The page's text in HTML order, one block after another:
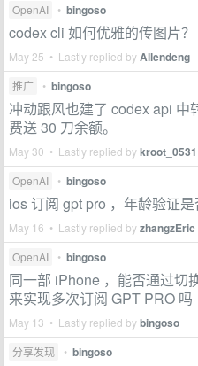
OpenAI • bingoso
codex cli 如何优雅的传图片？
May 25 • Lastly replied byAllendeng
推广 • bingoso
冲动跟风也建了 codex api 中
费送 30 刀余额。
May 30 • Lastly replied bykroot_0531
OpenAI • bingoso
ios 订阅 gpt pro ，年龄验证
May 16 • Lastly replied byzhangzEric
OpenAI • bingoso
同一部 iPhone ，能否通过切
来实现多次订阅 GPT PRO 吗
May 13 • Lastly replied bybingoso
分享发现 • bingoso